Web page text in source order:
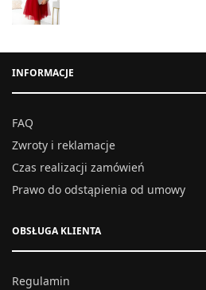
INFORMACJE
FAQ
Zwroty i reklamacje
Czas realizacji zamówień
Prawo do odstąpienia od umowy
OBSŁUGA KLIENTA
Regulamin